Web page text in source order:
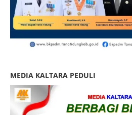
MEDIA KALTARA PEDULI